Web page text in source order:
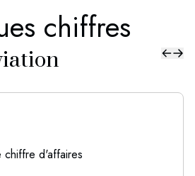
chiffresFilialeFiliale
chiffre d'affaires